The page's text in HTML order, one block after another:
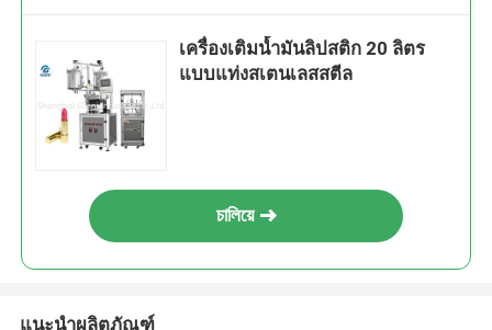
เครื่องเติมน้ำมันลิปสติก 20 ลิตร
แบบแท่งสเตนเลสสตีล
চালিয়ে
แนะนำผลิตภัณฑ์